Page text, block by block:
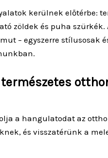
kerülnek előtérbe:
zöldek és puha
– egyszerre stílusosak
a hangulatodat az
és visszatérünk a